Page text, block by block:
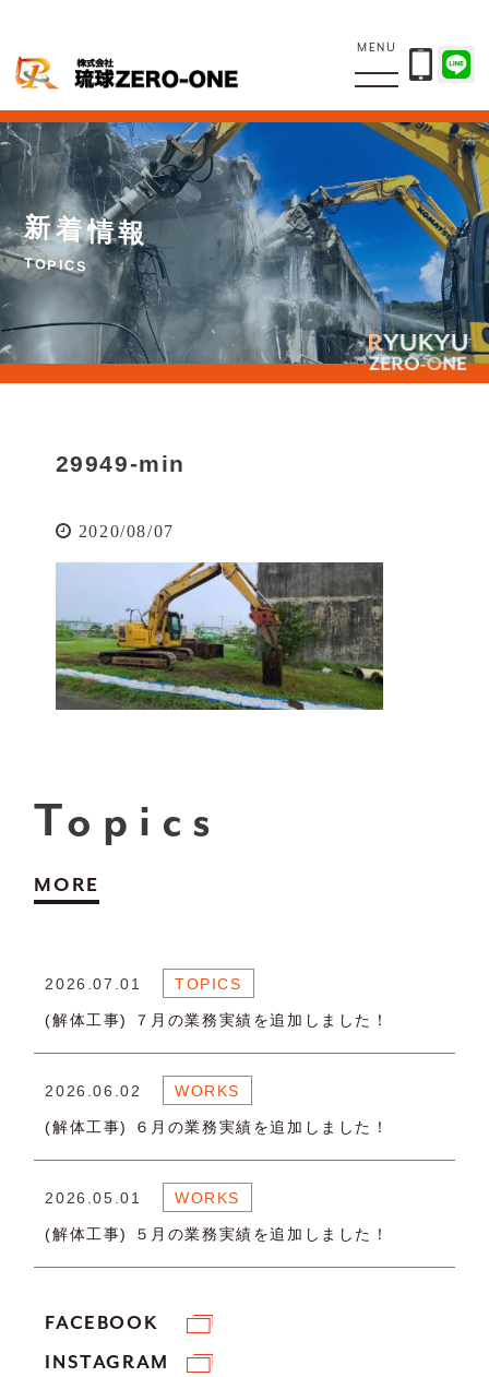
MENU
新着情報
TOPICS
29949-min
2020/08/07
Topics
MORE
2026.07.01 TOPICS
(解体工事) ７月の業務実績を追加しました！
2026.06.02 WORKS
(解体工事) ６月の業務実績を追加しました！
2026.05.01 WORKS
(解体工事) ５月の業務実績を追加しました！
FACEBOOK
INSTAGRAM